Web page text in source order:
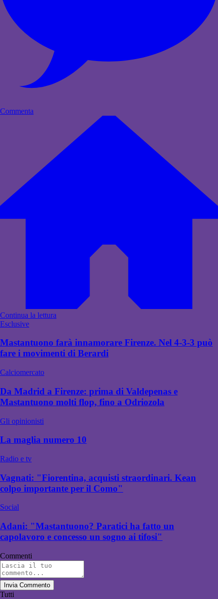
Commenta
Continua la lettura
Esclusive
Mastantuono farà innamorare Firenze. Nel 4-3-3 può
fare i movimenti di Berardi
Calciomercato
Da Madrid a Firenze: prima di Valdepenas e
Mastantuono molti flop, fino a Odriozola
Gli opinionisti
La maglia numero 10
Radio e tv
Vagnati: "Fiorentina, acquisti straordinari. Kean
colpo importante per il Como"
Social
Adani: "Mastantuono? Paratici ha fatto un
capolavoro e concesso un sogno ai tifosi"
Commenti
Invia Commento
Tutti